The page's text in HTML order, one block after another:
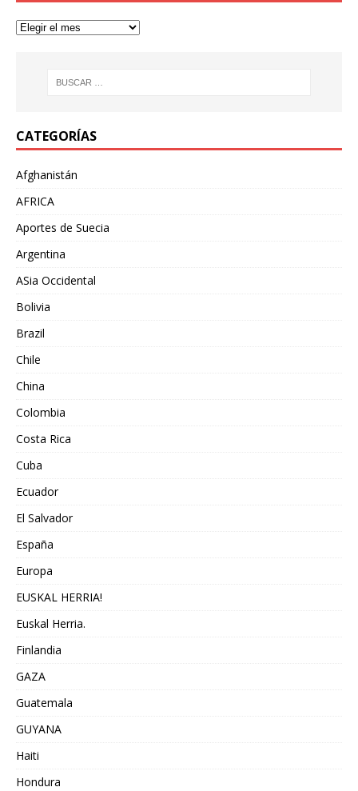
CATEGORÍAS
Afghanistán
AFRICA
Aportes de Suecia
Argentina
ASia Occidental
Bolivia
Brazil
Chile
China
Colombia
Costa Rica
Cuba
Ecuador
El Salvador
España
Europa
EUSKAL HERRIA!
Euskal Herria.
Finlandia
GAZA
Guatemala
GUYANA
Haiti
Hondura